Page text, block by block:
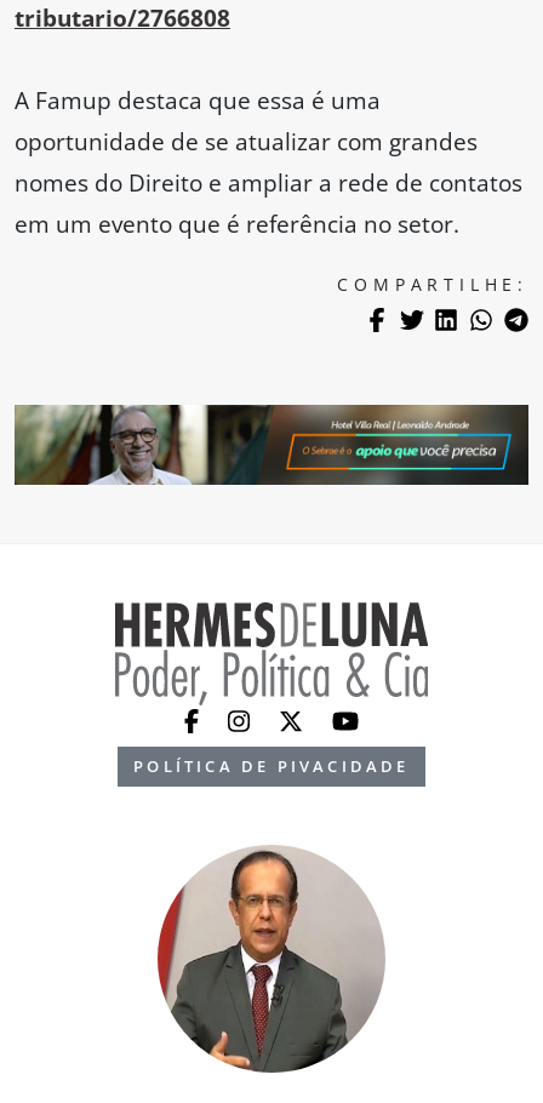
tributario/2766808
A Famup destaca que essa é uma
oportunidade de se atualizar com grandes
nomes do Direito e ampliar a rede de contatos
em um evento que é referência no setor.
COMPARTILHE:
POLÍTICA DE PIVACIDADE